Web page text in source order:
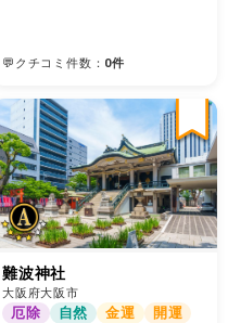
💬クチコミ件数： 0件
難波神社
大阪府大阪市
厄除 自然 金運
開運